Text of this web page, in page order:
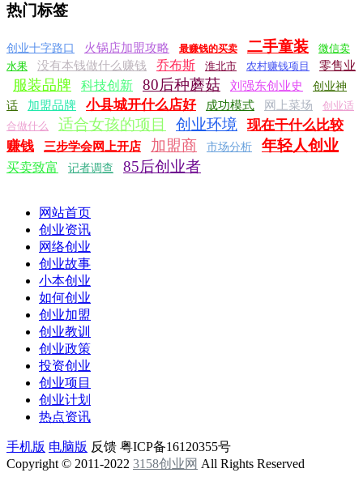
热门标签
创业十字路口 火锅店加盟攻略 最赚钱的买卖 二手童装
微信卖
水果
没有本钱做什么赚钱 乔布斯 淮北市 农村赚钱项目 零售业
服装品牌 科技创新 80后种蘑菇 刘强东创业史
创业神
话
加盟品牌 小县城开什么店好 成功模式 网上菜场
创业适
合做什么
适合女孩的项目 创业环境
现在干什么比较
赚钱
三步学会网上开店 加盟商 市场分析 年轻人创业
买卖致富 记者调查 85后创业者
网站首页
创业资讯
网络创业
创业故事
小本创业
如何创业
创业加盟
创业教训
创业政策
投资创业
创业项目
创业计划
热点资讯
手机版 电脑版 反馈 粤ICP备16120355号
Copyright © 2011-2022 3158创业网 All Rights Reserved